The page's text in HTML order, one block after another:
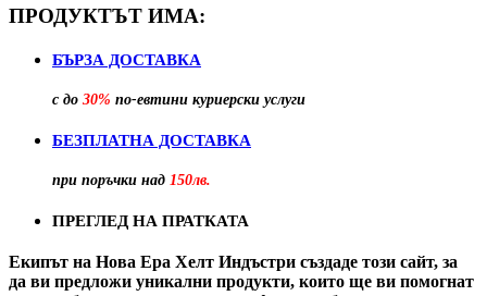
ПРОДУКТЪТ ИМА:
БЪРЗА ДОСТАВКА
с до 30% по-евтини куриерски услуги
БЕЗПЛАТНА ДОСТАВКА
при поръчки над 150лв.
ПРЕГЛЕД НА ПРАТКАТА
Екипът на Нова Ера Хелт Индъстри създаде този сайт, за
да ви предложи уникални продукти, които ще ви помогнат